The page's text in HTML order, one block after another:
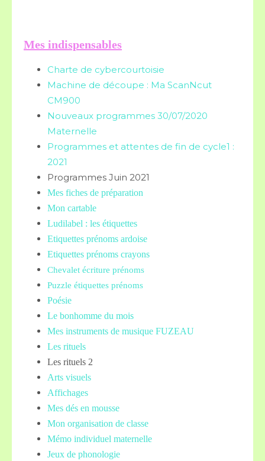
Mes indispensables
Charte de cybercourtoisie
Machine de découpe : Ma ScanNcut
CM900
Nouveaux programmes 30/07/2020
Maternelle
Programmes et attentes de fin de cycle1 :
2021
Programmes Juin 2021
Mes fiches de préparation
Mon cartable
Ludilabel : les étiquettes
Etiquettes prénoms ardoise
Etiquettes prénoms crayons
Chevalet écriture prénoms
Puzzle étiquettes prénoms
Poésie
Le bonhomme du mois
Mes instruments de musique FUZEAU
Les rituels
Les rituels 2
Arts visuels
Affichages
Mes dés en mousse
Mon organisation de classe
Mémo individuel maternelle
Jeux de phonologie